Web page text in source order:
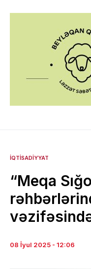
İQTISADIYYAT
“Meqa
08 İyul 2025 - 12:06